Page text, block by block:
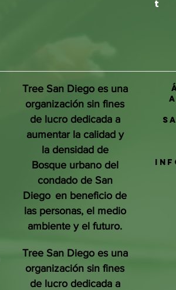
t
Tree San Diego es una
organización sin fines
de lucro dedicada a
aumentar la calidad y
la densidad de
Bosque urbano del
condado de San
Diego en beneficio de
las personas, el medio
ambiente y el futuro.
Tree San Diego es una
organización sin fines
de lucro dedicada a